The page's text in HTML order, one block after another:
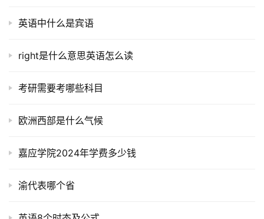
英语中什么是宾语
right是什么意思英语怎么读
考研需要考哪些科目
欧洲西部是什么气候
嘉应学院2024年学费多少钱
渝代表哪个省